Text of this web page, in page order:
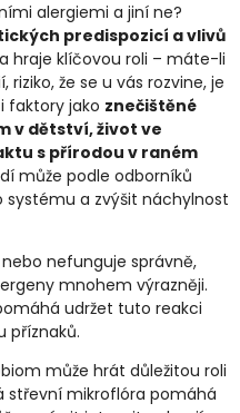
alergiemi a jiní ne?
predispozicí a vlivů
hraje klíčovou roli – máte-li
že se u vás rozvine, je
faktory jako znečištěné
v dětství, život ve
s přírodou v raném
může podle odborníků
a zvýšit náchylnost
nefunguje správně,
mnohem výrazněji.
udržet tuto reakci
příznaků.
může hrát důležitou roli
střevní mikroflóra pomáhá